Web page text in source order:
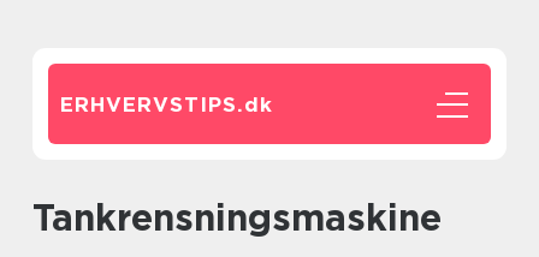
ERHVERVSTIPS.dk
Tankrensningsmaskine